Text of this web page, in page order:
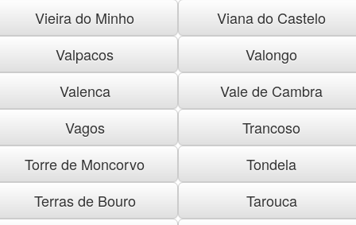
Vieira do Minho
Viana do Castelo
Valpacos
Valongo
Valenca
Vale de Cambra
Vagos
Trancoso
Torre de Moncorvo
Tondela
Terras de Bouro
Tarouca